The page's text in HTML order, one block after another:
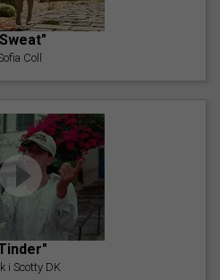
Coll
i Scotty DK